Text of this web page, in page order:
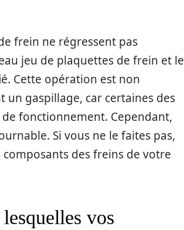
frein ne régressent pas
jeu de plaquettes de frein et le
Cette opération est non
un gaspillage, car certaines des
fonctionnement. Cependant,
Si vous ne le faites pas,
des freins de votre
vos